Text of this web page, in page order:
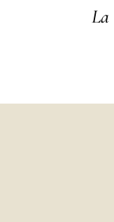
La